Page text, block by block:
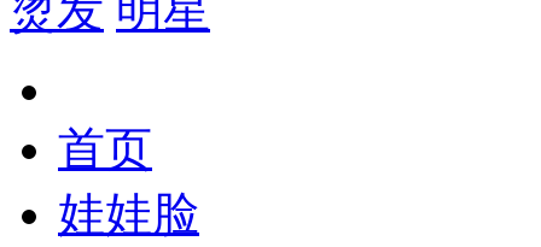
首页
娃娃脸